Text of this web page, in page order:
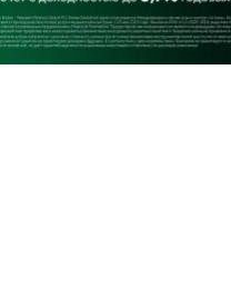
5
🗣Глава государства
направил телеграмму
соболезнования родным и